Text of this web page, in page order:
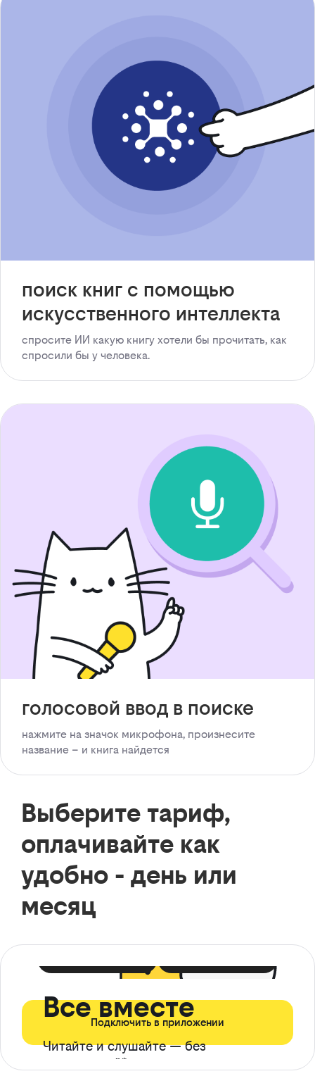
поиск книг с помощью
искусственного интеллекта
спросите ИИ какую книгу хотели бы прочитать, как
спросили бы у человека.
голосовой ввод в поиске
нажмите на значок микрофона, произнесите
название – и книга найдется
Выберите тариф,
оплачивайте как
удобно - день или
месяц
Все вместе
Читайте и слушайте — без
ограничений*
Подключить в приложении